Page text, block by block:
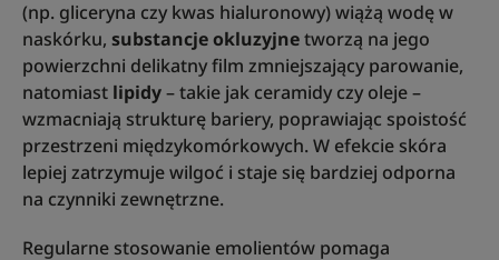
(np. gliceryna czy kwas hialuronowy) wiążą wodę w
naskórku, substancje okluzyjnetworzą na jego
powierzchni delikatny film zmniejszający parowanie,
natomiast lipidy– takie jak ceramidy czy oleje –
wzmacniają strukturę bariery, poprawiając spoistość
przestrzeni międzykomórkowych. W efekcie skóra
lepiej zatrzymuje wilgoć i staje się bardziej odporna
na czynniki zewnętrzne.
Regularne stosowanie emolientów pomaga